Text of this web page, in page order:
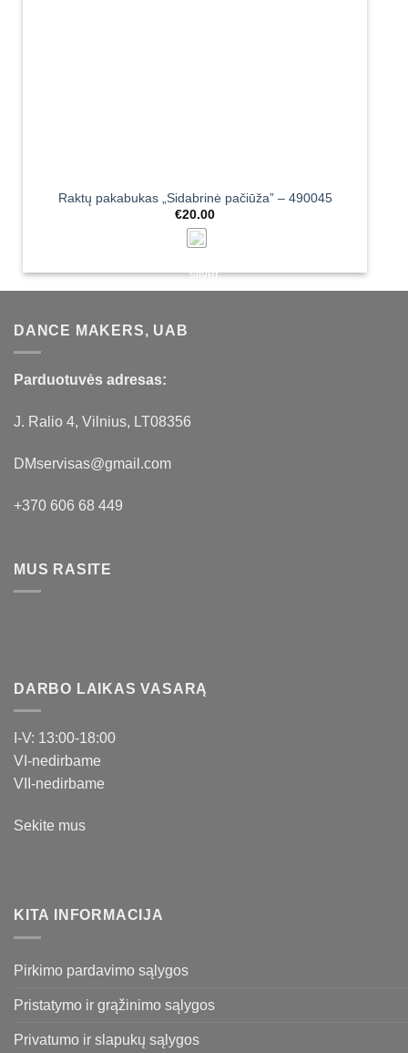
Raktų pakabukas „Sidabrinė pačiūža” – 490045
€20.00
DANCE MAKERS, UAB
Parduotuvės adresas:
J. Ralio 4, Vilnius, LT08356
DMservisas@gmail.com
+370 606 68 449
MUS RASITE
DARBO LAIKAS VASARĄ
I-V: 13:00-18:00
VI-nedirbame
VII-nedirbame
Sekite mus
KITA INFORMACIJA
Pirkimo pardavimo sąlygos
Pristatymo ir grąžinimo sąlygos
Privatumo ir slapukų sąlygos